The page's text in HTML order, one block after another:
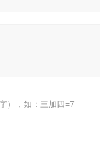
），如：三加四=7